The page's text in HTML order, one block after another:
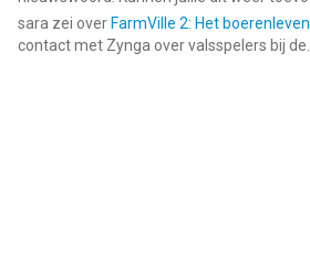
sara zei over FarmVille 2: Het boerenleven
contact met Zynga over valsspelers bij de...